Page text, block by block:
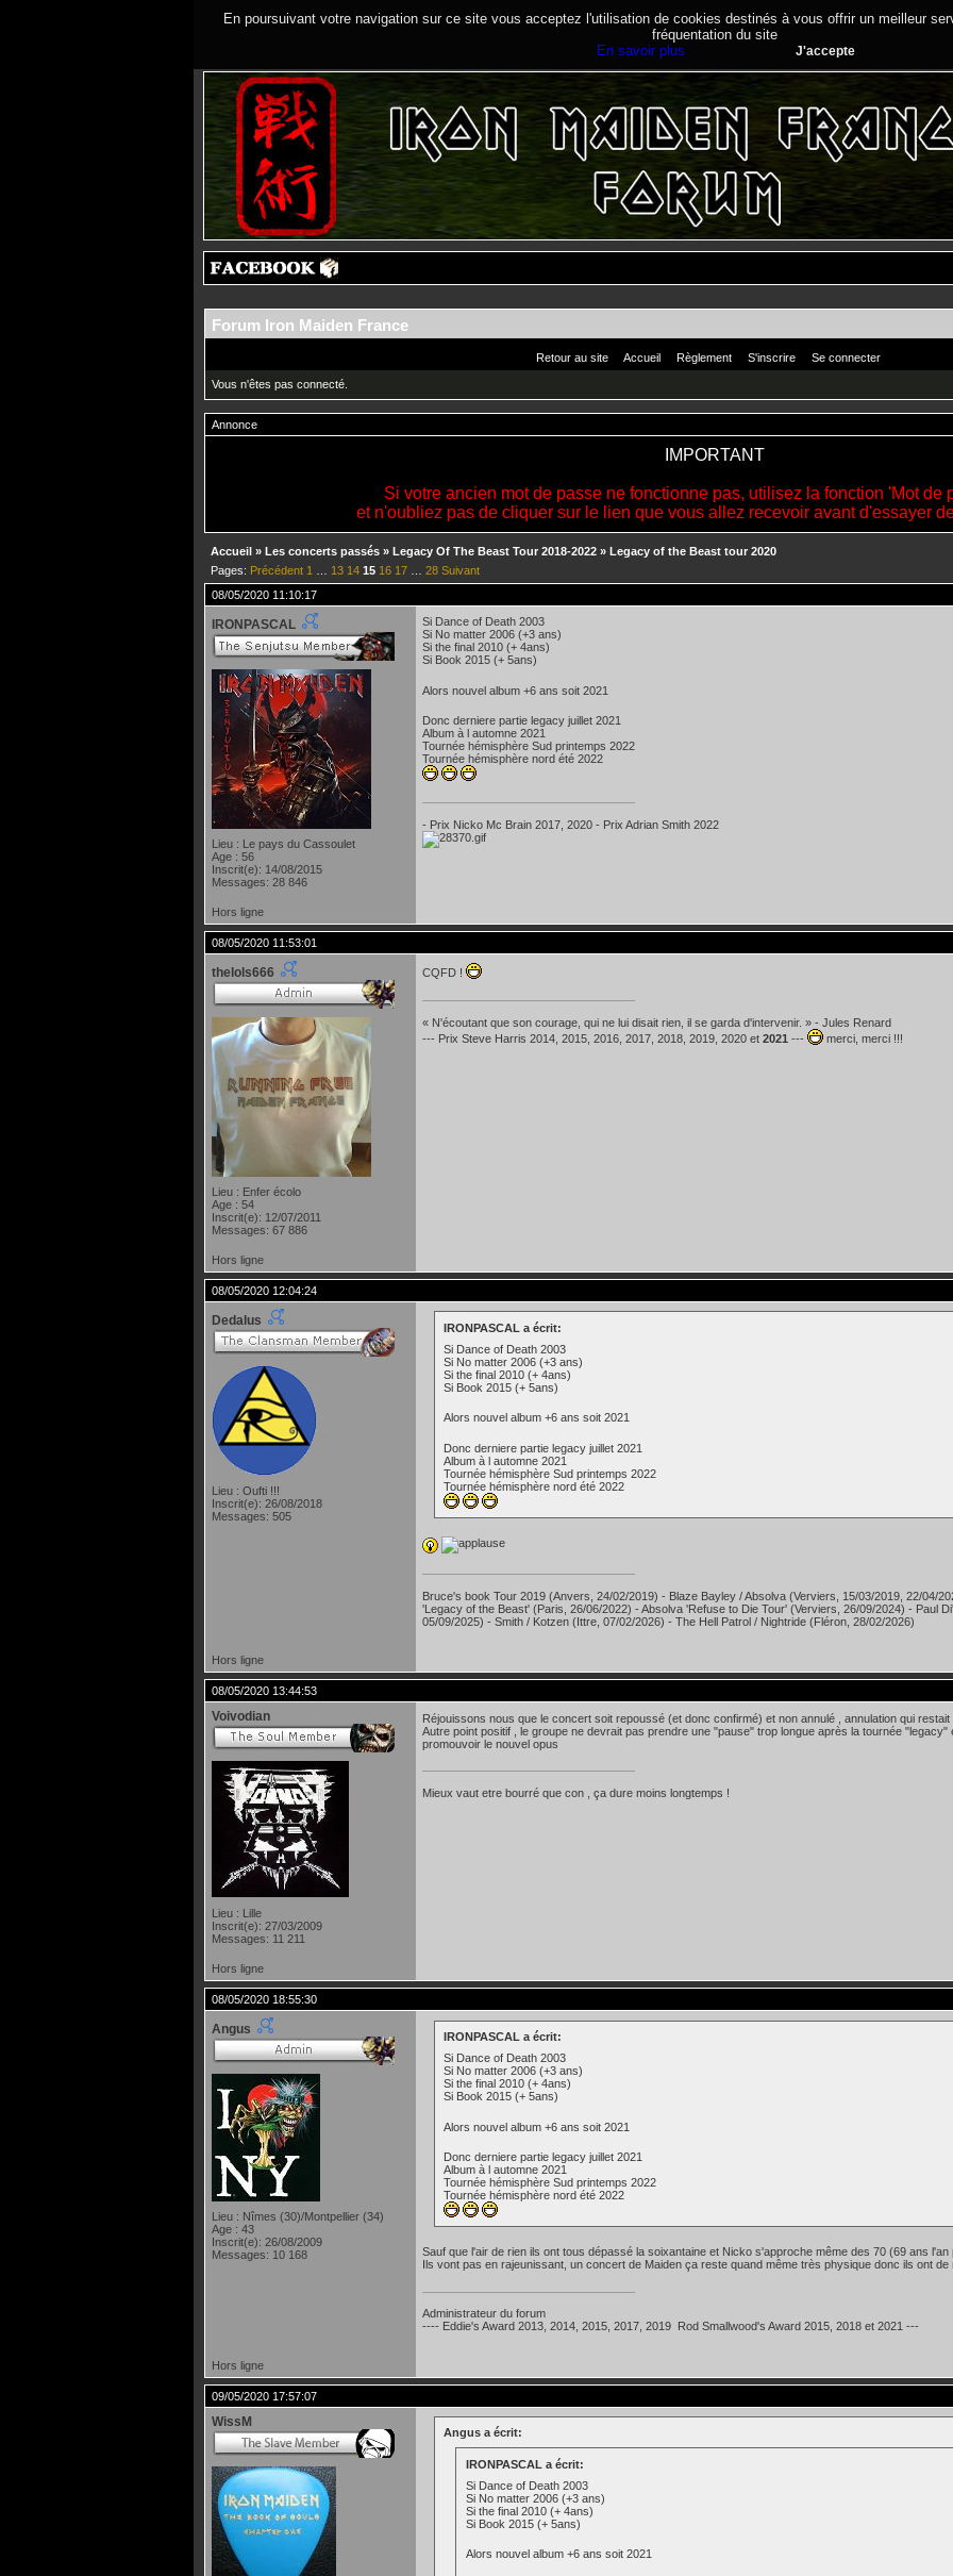
En poursuivant votre navigation sur ce site vous acceptez l'utilisation de cookies destinés à vous offrir un meilleur
fréquentation du site
En savoir plus
J'accepte
Forum Iron Maiden France
Retour au site Accueil Règlement S'inscrire Se connecter
Vous n'êtes pas connecté.
Annonce
IMPORTANT
Si votre ancien mot de passe ne fonctionne pas, utilisez la fonction 'Mot de
et n'oubliez pas de cliquer sur le lien que vous allez recevoir avant d'essayer
Accueil » Les concerts passés » Legacy Of The Beast Tour 2018-2022 » Legacy of the Beast tour 2020
Pages: Précédent 1 13 14 15 16 17 28 Suivant
08/05/2020 11:10:17
IRONPASCAL
Lieu : Le pays du Cassoulet
Age : 56
Inscrit(e): 14/08/2015
Messages: 28 846
Si Dance of Death 2003
Si No matter 2006 (+3 ans)
Si the final 2010 (+ 4ans)
Si Book 2015 (+ 5ans)
Alors nouvel album +6 ans soit 2021
Donc derniere partie legacy juillet 2021
Album à l automne 2021
Tournée hémisphère Sud printemps 2022
Tournée hémisphère nord été 2022
- Prix Nicko Mc Brain 2017, 2020 - Prix Adrian Smith 2022
Hors ligne
08/05/2020 11:53:01
thelols666
Lieu : Enfer écolo
Age : 54
Inscrit(e): 12/07/2011
Messages: 67 886
CQFD !
« N'écoutant que son courage, qui ne lui disait rien, il se garda d'intervenir. » - Jules Renard
--- Prix Steve Harris 2014, 2015, 2016, 2017, 2018, 2019, 2020 et 2021 --- merci, merci !!!
Hors ligne
08/05/2020 12:04:24
Dedalus
Lieu : Oufti !!!
Inscrit(e): 26/08/2018
Messages: 505
IRONPASCAL a écrit:
Si Dance of Death 2003
Si No matter 2006 (+3 ans)
Si the final 2010 (+ 4ans)
Si Book 2015 (+ 5ans)
Alors nouvel album +6 ans soit 2021
Donc derniere partie legacy juillet 2021
Album à l automne 2021
Tournée hémisphère Sud printemps 2022
Tournée hémisphère nord été 2022
Bruce's book Tour 2019 (Anvers, 24/02/2019) - Blaze Bayley / Absolva (Verviers, 15/03/2019, 22/04/
'Legacy of the Beast' (Paris, 26/06/2022) - Absolva 'Refuse to Die Tour' (Verviers, 26/09/2024) - Paul
05/09/2025) - Smith / Kotzen (Ittre, 07/02/2026) - The Hell Patrol / Nightride (Fléron, 28/02/2026)
Hors ligne
08/05/2020 13:44:53
Voivodian
Lieu : Lille
Inscrit(e): 27/03/2009
Messages: 11 211
Réjouissons nous que le concert soit repoussé (et donc confirmé) et non annulé , annulation qui
Autre point positif , le groupe ne devrait pas prendre une "pause" trop longue après la tournée
promouvoir le nouvel opus
Mieux vaut etre bourré que con , ça dure moins longtemps !
Hors ligne
08/05/2020 18:55:30
Angus
Lieu : Nîmes (30)/Montpellier (34)
Age : 43
Inscrit(e): 26/08/2009
Messages: 10 168
IRONPASCAL a écrit:
Si Dance of Death 2003
Si No matter 2006 (+3 ans)
Si the final 2010 (+ 4ans)
Si Book 2015 (+ 5ans)
Alors nouvel album +6 ans soit 2021
Donc derniere partie legacy juillet 2021
Album à l automne 2021
Tournée hémisphère Sud printemps 2022
Tournée hémisphère nord été 2022
Sauf que l'air de rien ils ont tous dépassé la soixantaine et Nicko s'approche même des 70 (69 ans
Ils vont pas en rajeunissant, un concert de Maiden ça reste quand même très physique donc ils ont
Administrateur du forum
---- Eddie's Award 2013, 2014, 2015, 2017, 2019 Rod Smallwood's Award 2015, 2018 et 2021 ---
Hors ligne
09/05/2020 17:57:07
WissM
Angus a écrit:
IRONPASCAL a écrit:
Si Dance of Death 2003
Si No matter 2006 (+3 ans)
Si the final 2010 (+ 4ans)
Si Book 2015 (+ 5ans)
Alors nouvel album +6 ans soit 2021